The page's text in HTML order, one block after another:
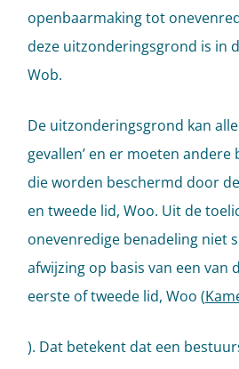
openbaarmaking tot
deze uitzonderingsgrond is in
Wob.
De uitzonderingsgrond kan
gevallen’ en er moeten
die worden beschermd door
en tweede lid, Woo. Uit de
onevenredige benadeling niet
afwijzing op basis van een
eerste of tweede lid, Woo (
). Dat betekent dat een